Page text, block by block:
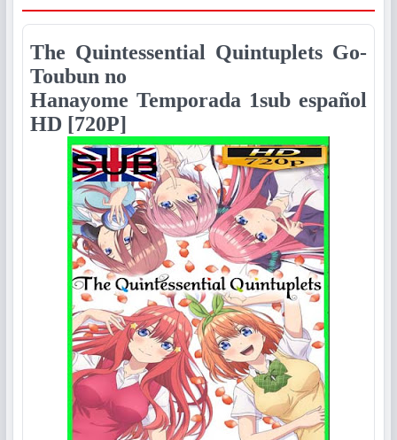
The Quintessential Quintuplets Go-
Toubun no
Hanayome Temporada 1sub español
HD [720P]